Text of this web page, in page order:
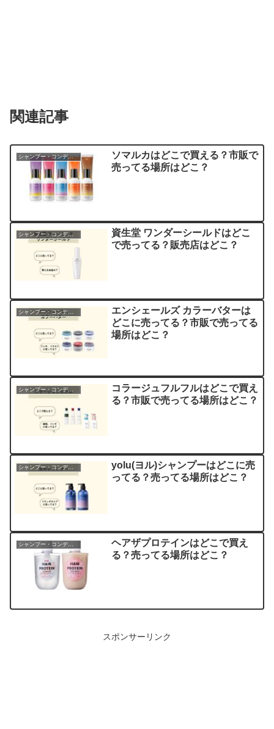
関連記事
シャンプー・コンディショナー
ソマルカはどこで買える？市販で
売ってる場所はどこ？
シャンプー・コンディショナー
資生堂 ワンダーシールドはどこ
で売ってる？販売店はどこ？
シャンプー・コンディショナー
エンシェールズ カラーバターは
どこに売ってる？市販で売ってる
場所はどこ？
シャンプー・コンディショナー
コラージュフルフルはどこで買え
る？市販で売ってる場所はどこ？
シャンプー・コンディショナー
yolu(ヨル)シャンプーはどこに売
ってる？売ってる場所はどこ？
シャンプー・コンディショナー
ヘアザプロテインはどこで買え
る？売ってる場所はどこ？
スポンサーリンク